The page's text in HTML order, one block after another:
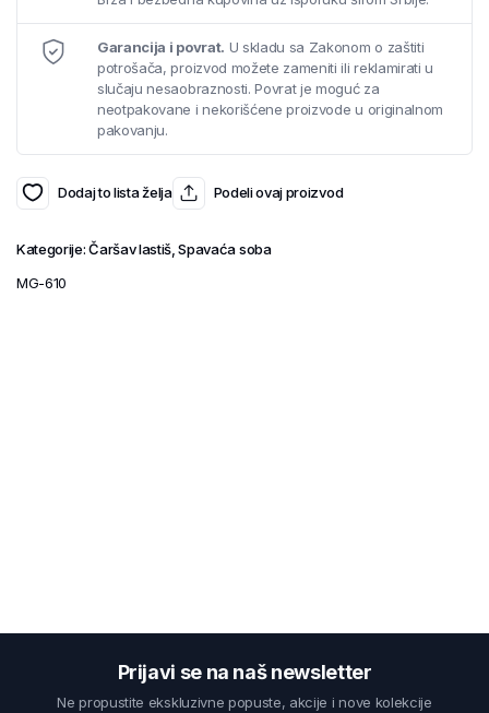
Garancija i povrat. U skladu sa Zakonom o zaštiti
potrošača, proizvod možete zameniti ili reklamirati u
slučaju nesaobraznosti. Povrat je moguć za
neotpakovane i nekorišćene proizvode u originalnom
pakovanju.
Dodaj to lista želja Podeli ovaj proizvod
Kategorije:Čaršav lastiš ,Spavaća soba
MG-610
Prijavi se na naš newsletter
Ne propustite ekskluzivne popuste, akcije i nove kolekcije